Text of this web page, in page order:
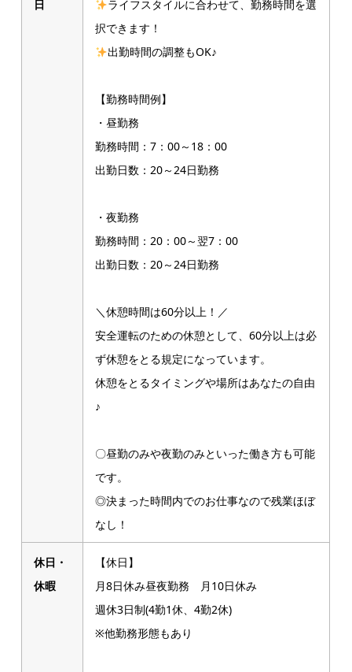
日
ライフスタイルに合わせて、勤務時間を選
択できます！
出勤時間の調整もOK♪
【勤務時間例】
・昼勤務
勤務時間：7：00～18：00
出勤日数：20～24日勤務
・夜勤務
勤務時間：20：00～翌7：00
出勤日数：20～24日勤務
＼休憩時間は60分以上！／
安全運転のための休憩として、60分以上は必
ず休憩をとる規定になっています。
休憩をとるタイミングや場所はあなたの自由
♪
〇昼勤のみや夜勤のみといった働き方も可能
です。
◎決まった時間内でのお仕事なので残業ほぼ
なし！
休日・
休暇
【休日】
月8日休み昼夜勤務 月10日休み
週休3日制(4勤1休、4勤2休)
※他勤務形態もあり